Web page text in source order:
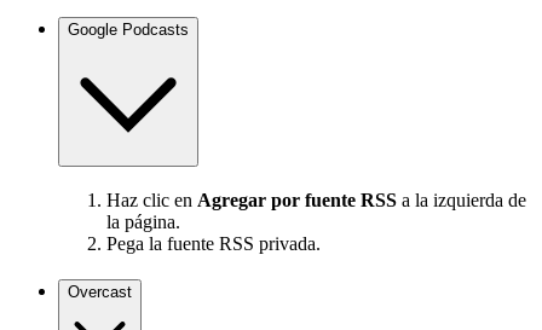
Google Podcasts
Haz clic en Agregar por fuente RSS a la izquierda de
la página.
Pega la fuente RSS privada.
Overcast